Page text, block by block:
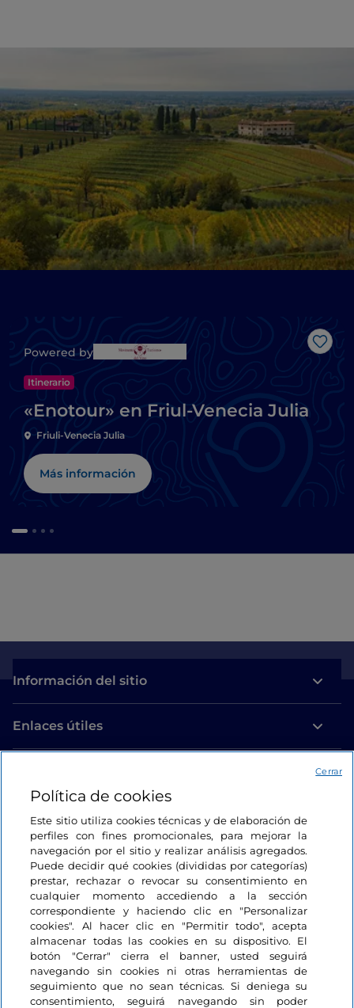
Me
Powered by
Itinerario
«Enotour» en Friul-Venecia Julia
Friuli-Venecia Julia
Más información
Información del sitio
Enlaces útiles
Estamos en contacto
Política de cookies
Este sitio utiliza cookies técnicas y de elaboración de
perfiles con fines promocionales, para mejorar la
navegación por el sitio y realizar análisis agregados.
Puede decidir qué cookies (divididas por categorías)
prestar, rechazar o revocar su consentimiento en
cualquier momento accediendo a la sección
correspondiente y haciendo clic en "Personalizar
cookies". Al hacer clic en "Permitir todo", acepta
almacenar todas las cookies en su dispositivo. El
botón "Cerrar" cierra el banner, usted seguirá
navegando sin cookies ni otras herramientas de
seguimiento que no sean técnicas. Si deniega su
consentimiento, seguirá navegando sin poder
Cerrar